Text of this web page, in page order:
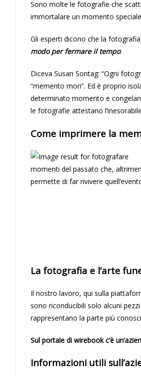
Sono molte le fotografie che
immortalare un momento
Gli esperti dicono che la
modo per fermare il tempo.
Diceva Susan Sontag: “Ogni
“memento mori”. Ed è proprio
determinato momento e
le fotografie attestano
Come imprimere la
momenti del passato che,
permette di far rivivere
La fotografia e l’arte
Il nostro lavoro, qui sulla
sono riconducibili solo alcuni
rappresentano la parte più
Sul portale di wirebook c’è
Informazioni utili